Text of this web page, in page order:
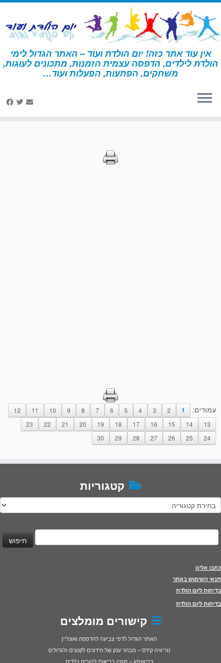
דלג
לתוכן
אין עוד אתר כזה! יום הולדת ועוד – האתר הגדול לימי
הולדת לילדים, הדפסה עצמית הזמנות, מתכונים לעוגות,
משחקים, הפתעות, הפעלות ועוד… דף הבית » הדפסות – שוקולד
הדפסות – שוקולד
עמודים: 1
2
3
4
5
6
7
8
9
10
11
12
13
14
15
16
17
18
19
20
21
22
23
24
25
26
27
28
29
30
קטגוריות
קטגוריות
כתבו אלינו
תנאי השימוש באתר
בדיחות ליום הולדת
בדיחות ליום הולדת
קישורים מומלצים
האתר הגדול לדפי צביעה להדפסה ואונליין
טריוויה קידס – מבחר ענק של חידונים לקטנים ולגדולים
בריאותון – מגזין בריאות להורים וילדים